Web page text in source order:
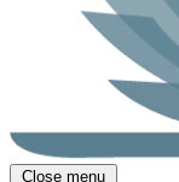
Close menu